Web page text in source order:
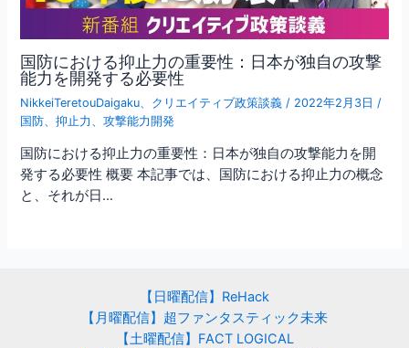
国防における抑止力の重要性：日本が独自の攻撃
能力を開発する必要性
NikkeiTeretouDaigaku クリエイティブ政策談義 / 2022年2月3日 /
国防 、抑止力 、攻撃能力開発
国防における抑止力の重要性：日本が独自の攻撃能力を開
発する必要性 概要 本記事では、国防における抑止力の概念
と、それが日…
【日曜配信】ReHack
【月曜配信】超ファンタスティック未来
【土曜配信】FACT LOGICAL